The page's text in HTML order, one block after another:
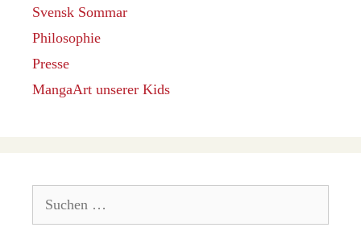
Svensk Sommar
Philosophie
Presse
MangaArt unserer Kids